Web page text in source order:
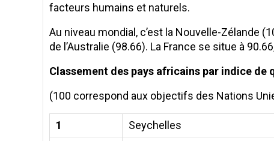
facteurs humains et naturels.
Au niveau mondial, c’est la Nouvelle-Zélande
de l’Australie (98.66). La France se situe à
Classement des pays africains par indice de
(100 correspond aux objectifs des Nations
1 Seychelles